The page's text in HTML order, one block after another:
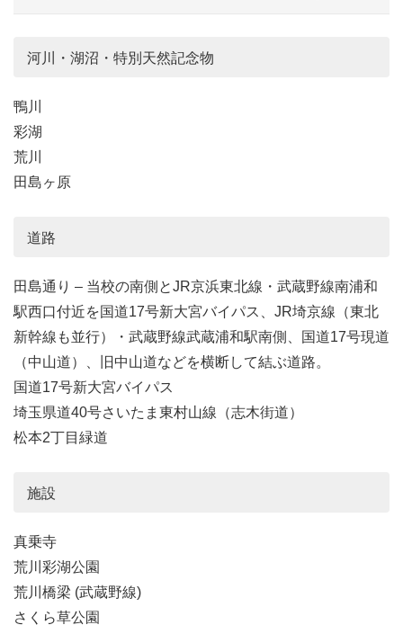
河川・湖沼・特別天然記念物
鴨川
彩湖
荒川
田島ヶ原
道路
田島通り – 当校の南側とJR京浜東北線・武蔵野線南浦和
駅西口付近を国道17号新大宮バイパス、JR埼京線（東北
新幹線も並行）・武蔵野線武蔵浦和駅南側、国道17号現道
（中山道）、旧中山道などを横断して結ぶ道路。
国道17号新大宮バイパス
埼玉県道40号さいたま東村山線（志木街道）
松本2丁目緑道
施設
真乗寺
荒川彩湖公園
荒川橋梁 (武蔵野線)
さくら草公園